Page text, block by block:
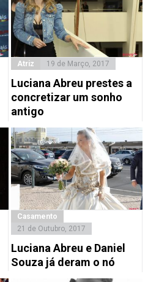
Atriz 19 de Março, 2017
Luciana Abreu prestes a
concretizar um sonho
antigo
Casamento
21 de Outubro, 2017
Luciana Abreu e Daniel
Souza já deram o nó